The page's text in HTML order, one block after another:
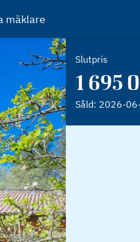
mäklare
Slutpris
1 695
Såld: 2026-